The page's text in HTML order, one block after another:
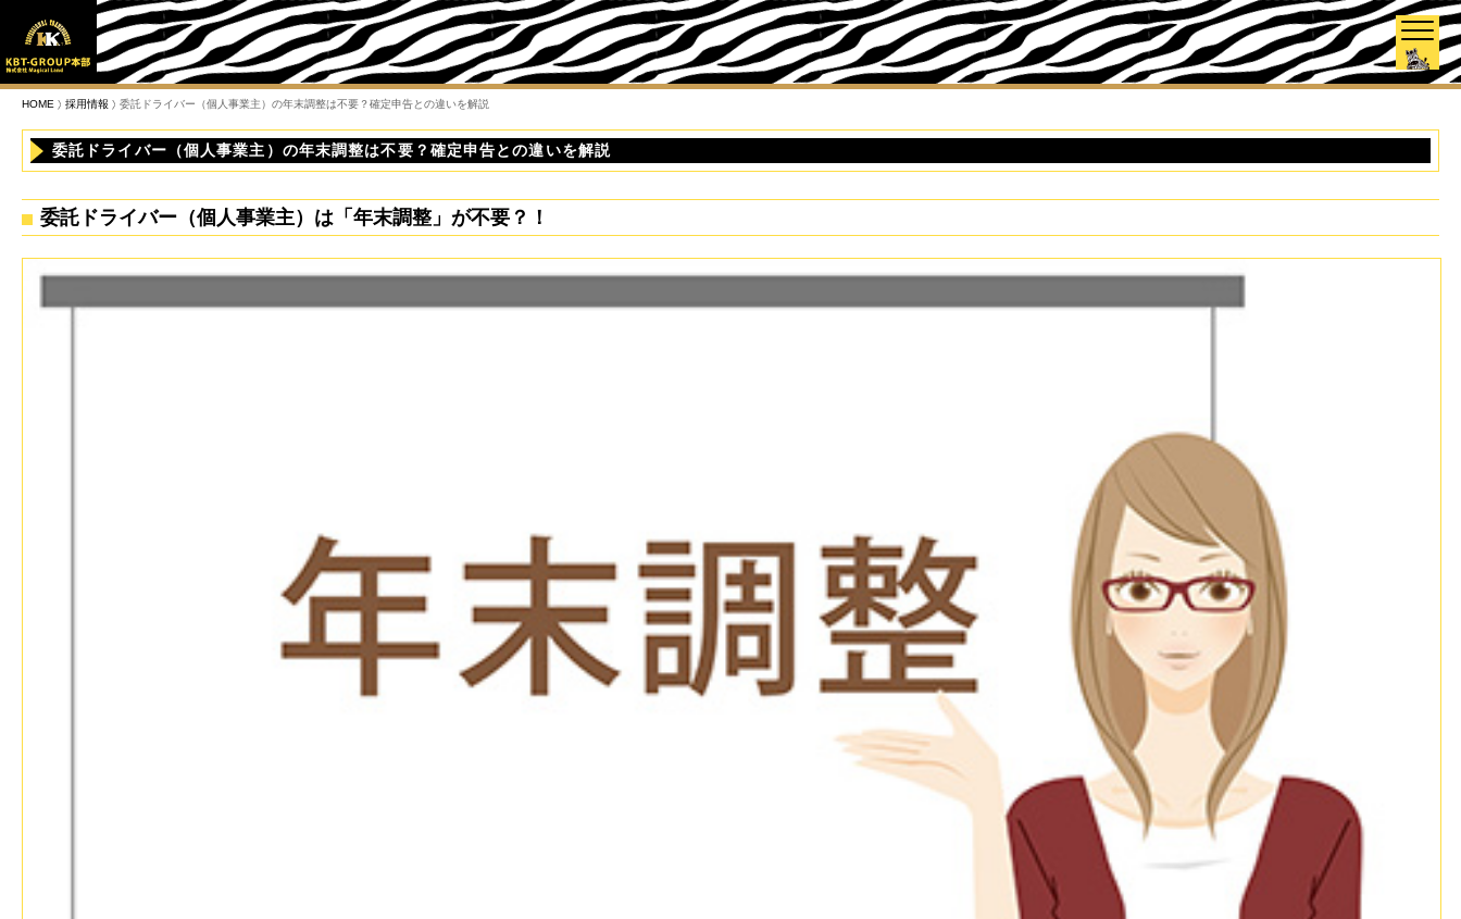
HOME 採用情報 委託ドライバー（個人事業主）の年末調整は不要？確定申告との違いを解説
委託ドライバー（個人事業主）の年末調整は不要？確定申告との違いを解説
委託ドライバー（個人事業主）は「年末調整」が不要？！